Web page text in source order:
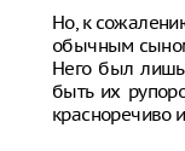
Но, к
обычным
Него был лишь
быть их
красноречиво